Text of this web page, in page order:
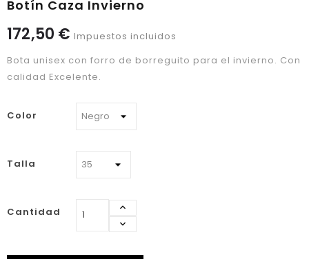
Botín Caza Invierno
172,50 € Impuestos incluidos
Bota unisex con forro de borreguito para el invierno. Con
calidad Excelente.
Color
Talla
Cantidad